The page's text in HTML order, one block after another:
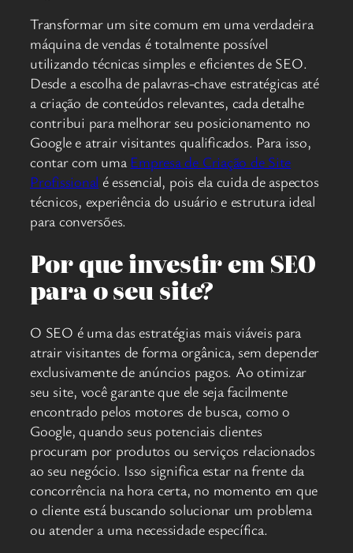
Transformar um site comum em uma verdadeira
máquina de vendas é totalmente possível
utilizando técnicas simples e eficientes de SEO.
Desde a escolha de palavras-chave estratégicas até
a criação de conteúdos relevantes, cada detalhe
contribui para melhorar seu posicionamento no
Google e atrair visitantes qualificados. Para isso,
contar com uma Empresa de Criação de Site
Profissional é essencial, pois ela cuida de aspectos
técnicos, experiência do usuário e estrutura ideal
para conversões.
Por que investir em SEO
para o seu site?
O SEO é uma das estratégias mais viáveis para
atrair visitantes de forma orgânica, sem depender
exclusivamente de anúncios pagos. Ao otimizar
seu site, você garante que ele seja facilmente
encontrado pelos motores de busca, como o
Google, quando seus potenciais clientes
procuram por produtos ou serviços relacionados
ao seu negócio. Isso significa estar na frente da
concorrência na hora certa, no momento em que
o cliente está buscando solucionar um problema
ou atender a uma necessidade específica.